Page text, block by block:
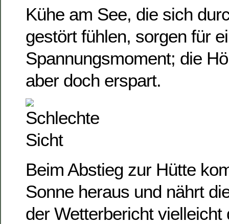
Kühe am See, die sich
gestört fühlen, sorgen für
Spannungsmoment; die
aber doch erspart.
Beim Abstieg zur Hütte
Sonne heraus und nährt
der Wetterbericht vielleicht